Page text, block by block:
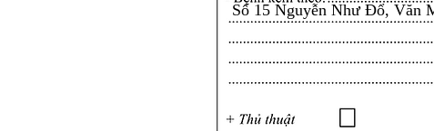
Số 15 Nguyễn Như Đổ, Văn